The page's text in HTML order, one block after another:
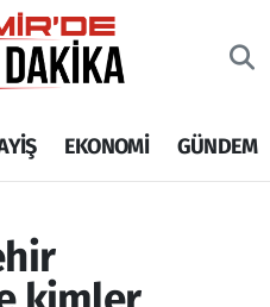
EKONOMİ GÜNDEM